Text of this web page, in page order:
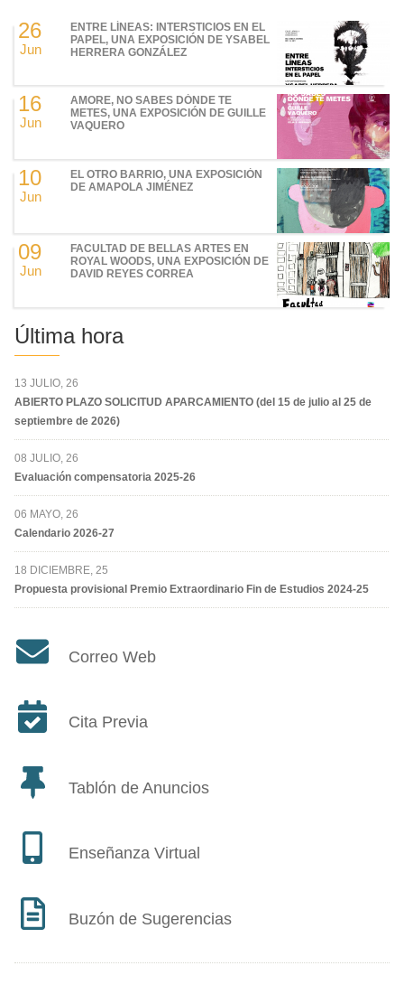
26
Jun
ENTRE LÍNEAS: INTERSTICIOS EN EL
PAPEL, UNA EXPOSICIÓN DE YSABEL
HERRERA GONZÁLEZ
16
Jun
AMORE, NO SABES DÓNDE TE
METES, UNA EXPOSICIÓN DE GUILLE
VAQUERO
10
Jun
EL OTRO BARRIO, UNA EXPOSICIÓN
DE AMAPOLA JIMÉNEZ
09
Jun
FACULTAD DE BELLAS ARTES EN
ROYAL WOODS, UNA EXPOSICIÓN DE
DAVID REYES CORREA
Última hora
13 JULIO, 26
ABIERTO PLAZO SOLICITUD APARCAMIENTO (del 15 de julio al 25 de
septiembre de 2026)
08 JULIO, 26
Evaluación compensatoria 2025-26
06 MAYO, 26
Calendario 2026-27
18 DICIEMBRE, 25
Propuesta provisional Premio Extraordinario Fin de Estudios 2024-25
Correo Web
Cita Previa
Tablón de Anuncios
Enseñanza Virtual
Buzón de Sugerencias